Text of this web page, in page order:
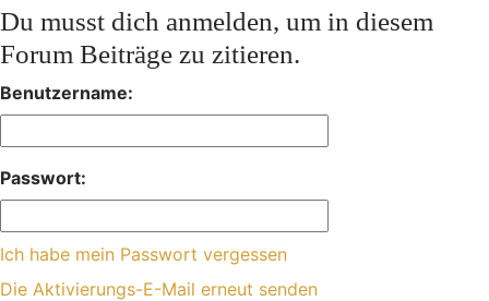
Du musst dich anmelden, um in diesem
Forum Beiträge zu zitieren.
Benutzername:
Passwort:
Ich habe mein Passwort vergessen
Die Aktivierungs-E-Mail erneut senden